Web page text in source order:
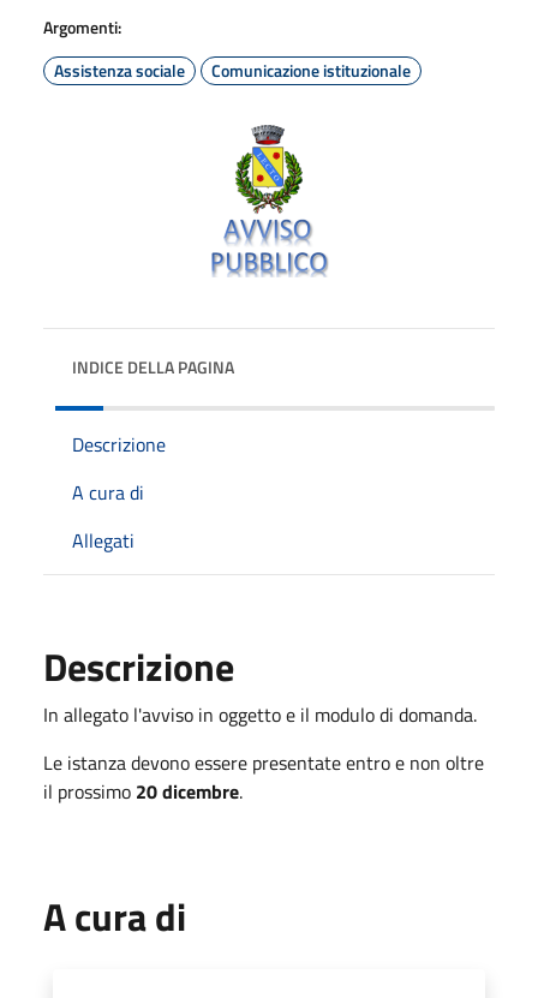
Argomenti:
Assistenza sociale
Comunicazione istituzionale
INDICE DELLA PAGINA
Descrizione
A cura di
Allegati
Descrizione
In allegato l'avviso in oggetto e il modulo di domanda.
Le istanza devono essere presentate entro e non oltre
il prossimo 20 dicembre.
A cura di